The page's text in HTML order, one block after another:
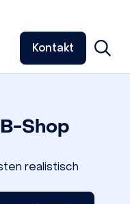
Kontakt
Shop
realistisch